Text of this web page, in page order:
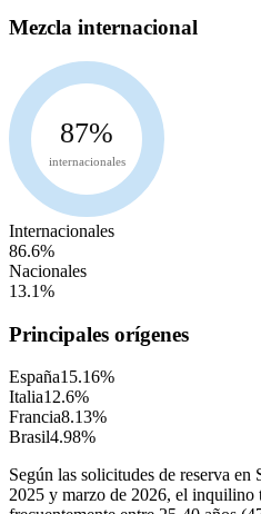
Mezcla internacional
87%
internacionales
Internacionales
86.6%
Nacionales
13.1%
Principales orígenes
España15.16%
Italia12.6%
Francia8.13%
Brasil4.98%
Según las solicitudes de reserva en
2025 y marzo de 2026, el inquilino